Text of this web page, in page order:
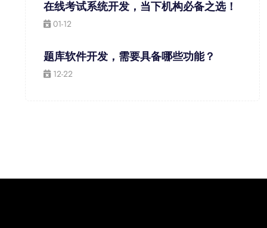
在线考试系统开发，当下机构必备之选！
01-12
题库软件开发，需要具备哪些功能？
12-22